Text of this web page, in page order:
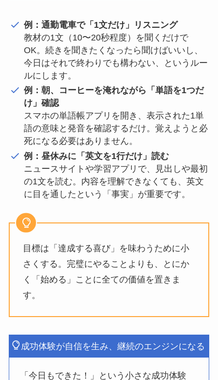
例：通勤電車で「1文だけ」リスニング
教材の1文（10〜20秒程度）を聞くだけで
OK。続きを聞きたくなったら聞けばいいし、
今日はそれで終わりでも構わない、というルー
ルにします。
例：朝、コーヒーを淹れながら「単語を1つだ
け」確認
スマホの単語帳アプリを開き、表示された1単
語の意味と発音を確認するだけ。覚えようと必
死になる必要はありません。
例：昼休みに「英文を1行だけ」読む
ニュースサイトや学習アプリで、見出しや最初
の1文を読む。内容を理解できなくても、英文
に目を通したという「事実」が重要です。
目標は「達成する喜び」を味わうために小
さくする。完璧にやることよりも、とにか
く「始める」ことに全ての価値を置きま
す。
成功体験が自信を生み、継続のエンジンになる
「今日もできた！」という小さな成功体験